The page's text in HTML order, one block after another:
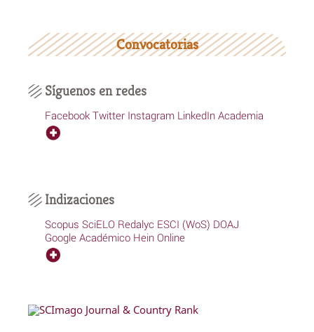
Convocatorias
Síguenos en redes
Facebook Twitter Instagram LinkedIn Academia
Indizaciones
Scopus SciELO Redalyc ESCI (WoS) DOAJ
Google Académico Hein Online